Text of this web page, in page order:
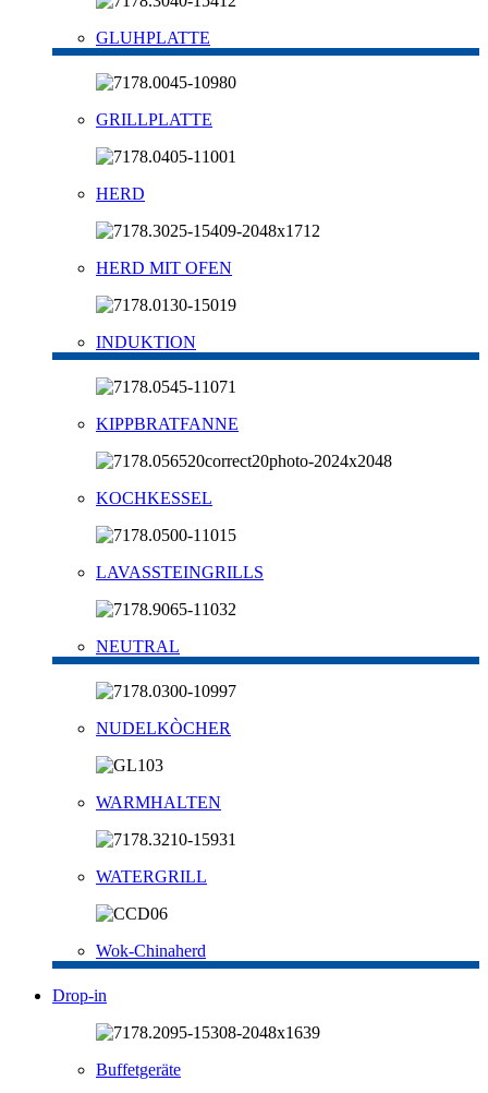
GLUHPLATTE
GRILLPLATTE
HERD
HERD MIT OFEN
INDUKTION
KIPPBRATFANNE
KOCHKESSEL
LAVASSTEINGRILLS
NEUTRAL
NUDELKÒCHER
WARMHALTEN
WATERGRILL
Wok-Chinaherd
Drop-in
Buffetgeräte